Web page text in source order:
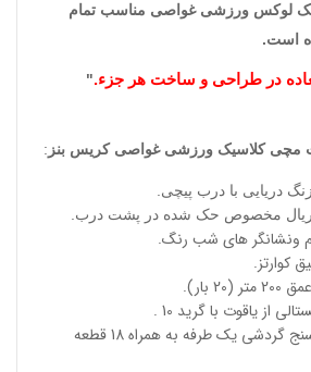
لوکس ورزشی غواصی مناسب تمام
است.
در طراحی و ساخت هر جزء."
مچی کلاسیک ورزشی غواصی کریس بنز :
دریایی با درب پیچی.
مخصوص حک شده در پشت درب.
ونشانگر های شب رنگ.
کوارتز.
بار).
از یاقوت با گرید 10 .
ناب زمان سنج گردشی یک طرفه به همراه 18 قطعه